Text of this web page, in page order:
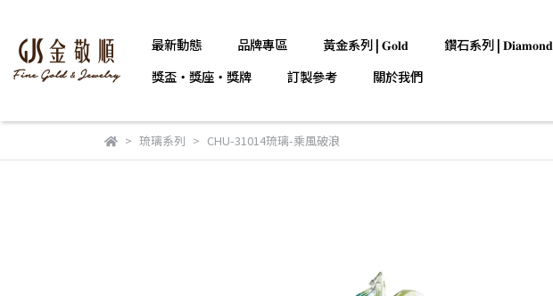
最新動態 品牌專區 黃金系列 | 𝐆𝐨𝐥𝐝 鑽石系列 | 𝐃𝐢𝐚𝐦𝐨𝐧𝐝
獎盃・獎座・獎牌
訂製參考 關於我們
琉璃系列 CHU-31014琉璃-乘風破浪